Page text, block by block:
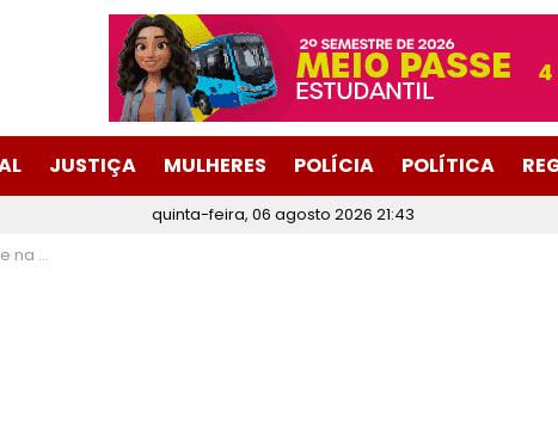
JUSTIÇA MULHERES POLÍCIA POLÍTICA
quinta-feira, 06 agosto 2026 21:43
Nova Era